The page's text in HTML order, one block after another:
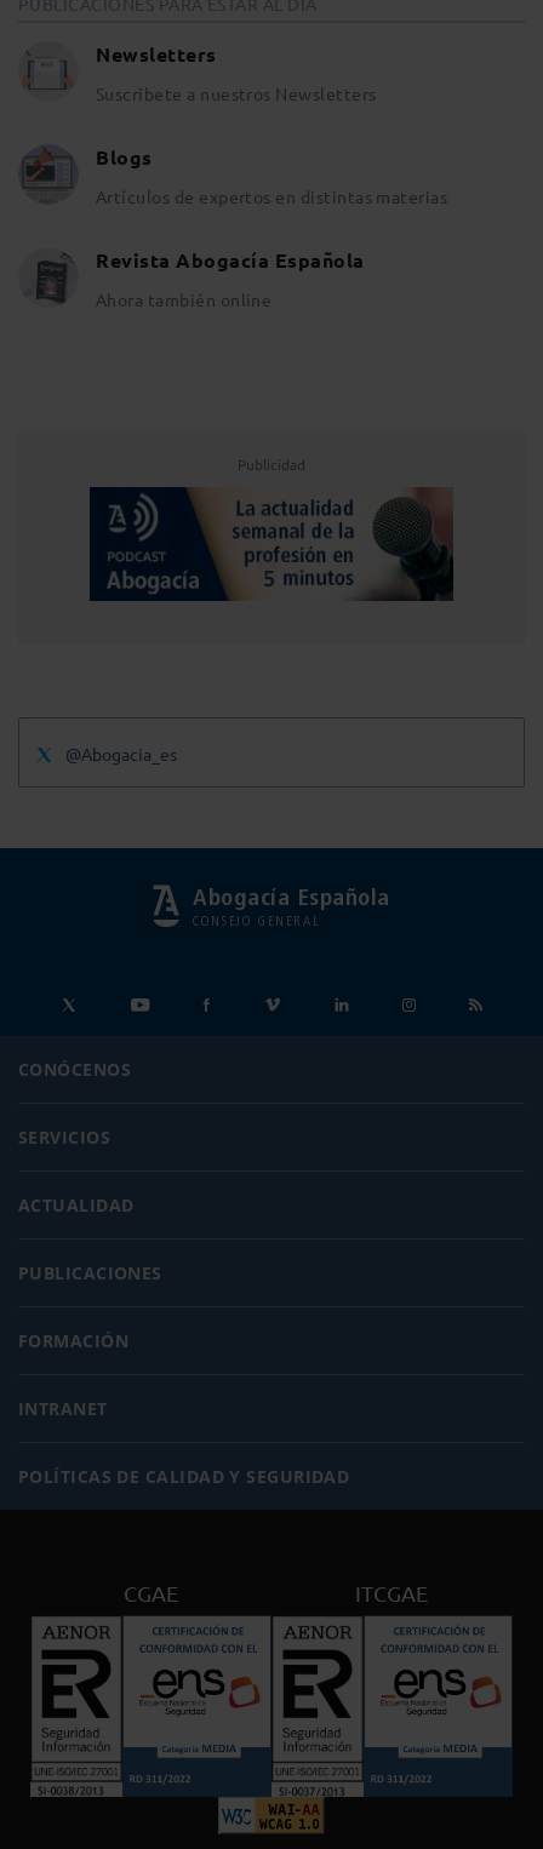
Newsletters
Suscríbete a nuestros Newsletters
Blogs
Artículos de expertos en distintas materias
Revista Abogacía Española
Ahora también online
Publicidad
@Abogacia_es
Abogacía Española
CONSEJO GENERAL
CONÓCENOS
SERVICIOS
ACTUALIDAD
PUBLICACIONES
FORMACIÓN
INTRANET
POLÍTICAS DE CALIDAD Y SEGURIDAD
CGAE ITCGAE